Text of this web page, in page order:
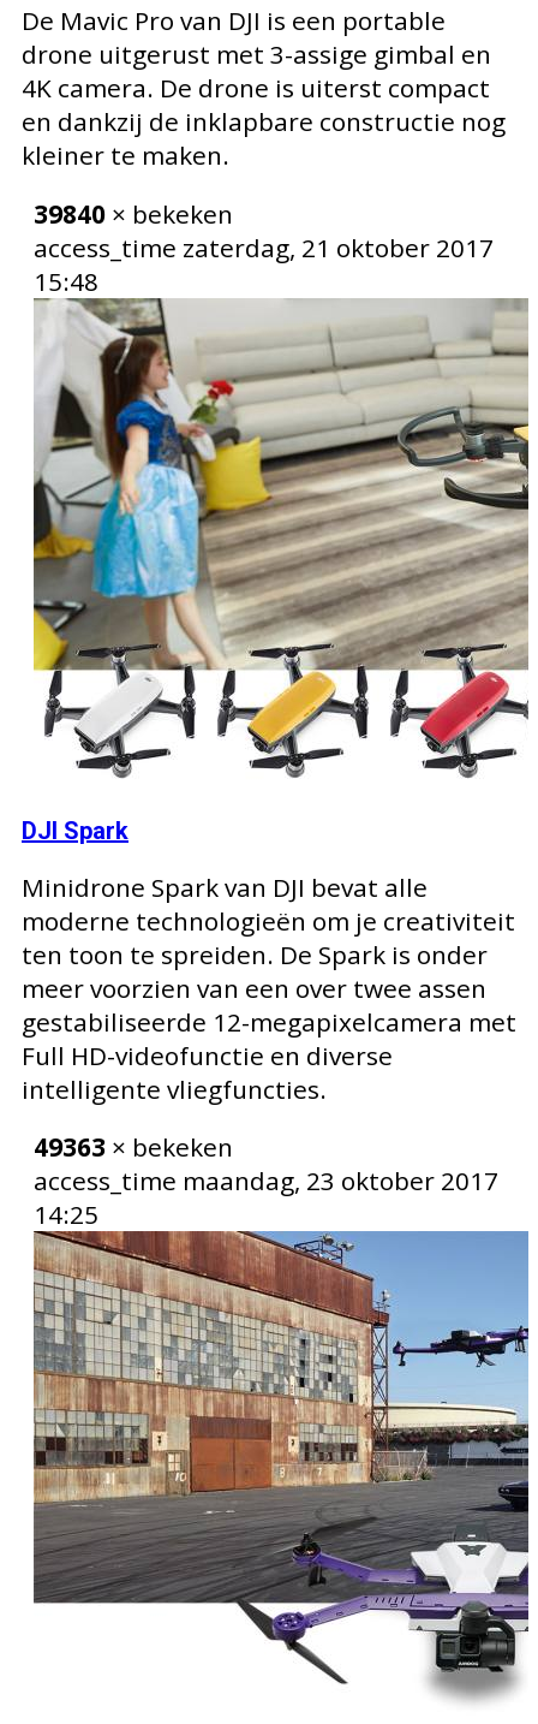
De Mavic Pro van DJI is een portable
drone uitgerust met 3-assige gimbal en
4K camera. De drone is uiterst compact
en dankzij de inklapbare constructie nog
kleiner te maken.
39840 × bekeken
access_time zaterdag, 21 oktober 2017
15:48
DJI Spark
Minidrone Spark van DJI bevat alle
moderne technologieën om je creativiteit
ten toon te spreiden. De Spark is onder
meer voorzien van een over twee assen
gestabiliseerde 12-megapixelcamera met
Full HD-videofunctie en diverse
intelligente vliegfuncties.
49363 × bekeken
access_time maandag, 23 oktober 2017
14:25